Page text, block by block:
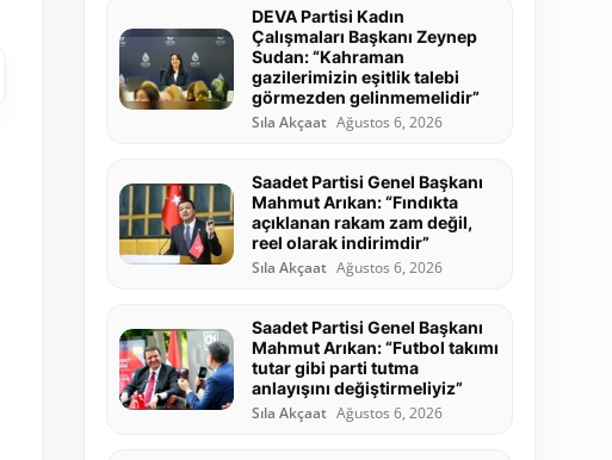
DEVA Partisi Kadın
Çalışmaları Başkanı Zeynep
Sudan: “Kahraman
gazilerimizin eşitlik talebi
görmezden gelinmemelidir”
Sıla Akçaat Ağustos 6, 2026
Saadet Partisi Genel Başkanı
Mahmut Arıkan: “Fındıkta
açıklanan rakam zam değil,
reel olarak indirimdir”
Sıla Akçaat Ağustos 6, 2026
Saadet Partisi Genel Başkanı
Mahmut Arıkan: “Futbol takımı
tutar gibi parti tutma
anlayışını değiştirmeliyiz”
Sıla Akçaat Ağustos 6, 2026